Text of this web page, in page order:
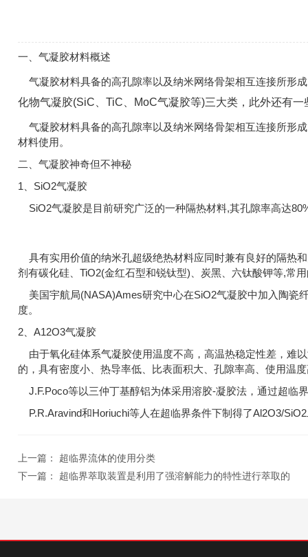
一、气凝胶材料概述
气凝胶材料具备的高孔隙率以及纳米网络骨架相互连接所形
化物气凝胶(SiC、TiC、MoC气凝胶等)三大类，此外还有
气凝胶材料具备的高孔隙率以及纳米网络骨架相互连接所形
材料使用。
二、气凝胶神奇但不神秘
1、SiO2气凝胶
SiO2气凝胶是目前研究广泛的一种隔热材料,其孔隙率高达
具有实用价值的纳米孔超级绝热材料应同时兼有良好的隔热
剂有碳化硅、TiO2(金红石型和锐钛型)、炭黑、六钛酸钾等,常
美国宇航局(NASA)Ames研究中心在SiO2气凝胶中加入陶瓷
度。
2、A12O3气凝胶
由于氧化硅体系气凝胶使用温度不高，高温热稳定性差，难
的，具有密度小、热导率低、比表面积大、孔隙率高、使用温
J.F.Poco等以三仲丁基醇铝为体采用溶胶-凝胶法，通过超临
P.R.Aravind和Horiuchi等人在超临界条件下制得了Al2O3/
上一篇： 超临界流体的使用分类
下一篇： 超临界萃取装置是利用了强溶解能力的特性进行萃取的